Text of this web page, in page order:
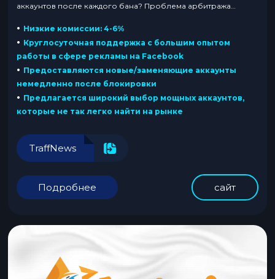
аккаунтов после каждого бана? Проблема арбитража
источник. Самостоятельная работа с инфраструктурой
съедает ресурсы, которые должны идти на
масштабирование. Возможное...
• Низкие комиссии: 4-6%
• Круглосуточная поддержка с большим опытом
работы в сфере рекламы на Facebook
• Предоставляются новые/заменяющие аккаунты
немедленно после блокировки
• Предлагается широкий выбор мощных аккаунтов,
которые не так легко найти на рынке
TraffNews
Подробнее сайт